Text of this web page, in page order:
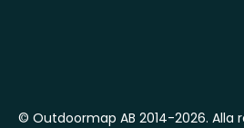
© Outdoormap AB 2014-2026. Alla